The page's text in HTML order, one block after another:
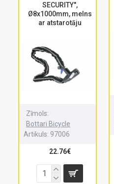
SECURITY",
Ø8x1000mm, melns
ar atstarotāju
Zīmols:
Bottari Bicycle
Artikuls: 97006
22.76€